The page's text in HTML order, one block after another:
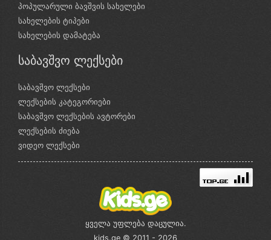
პოპულარული ბავშვის სახელები
სახელების ტიპები
სახელების დამატება
საბავშვო ლექსები
საბავშვო ლექსები
ლექსების კატეგორიები
საბავშვო ლექსების ავტორები
ლექსების ძიება
ვიდეო ლექსები
ყველა უფლება დაცულია.
kids.ge © 2011 - 2026